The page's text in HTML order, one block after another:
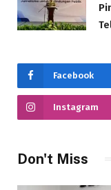
Facebook
Instagram
Don't Miss